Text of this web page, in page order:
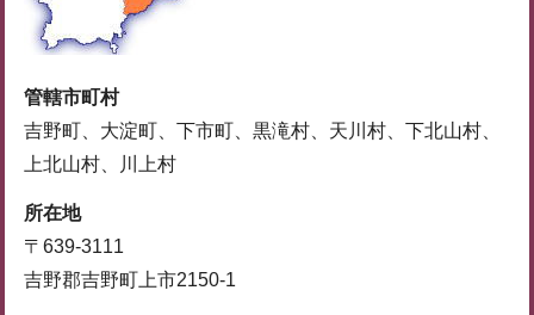
管轄市町村
吉野町、大淀町、下市町、黒滝村、天川村、下北山村、
上北山村、川上村
所在地
〒639-3111
吉野郡吉野町上市2150-1